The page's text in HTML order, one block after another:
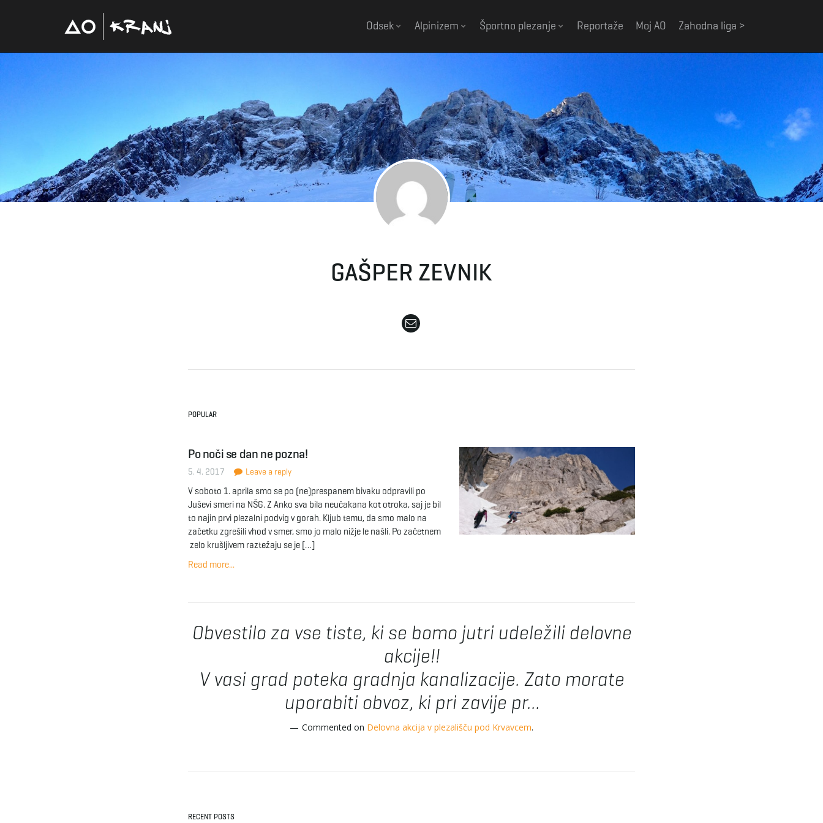
Odsek Alpinizem Športno plezanje Reportaže Moj AO Zahodna liga >
GAŠPER ZEVNIK
POPULAR
Po noči se dan ne pozna!
5. 4. 2017 Leave a reply
V soboto 1. aprila smo se po (ne)prespanem bivaku odpravili po
Juševi smeri na NŠG. Z Anko sva bila neučakana kot otroka, saj je bil
to najin prvi plezalni podvig v gorah. Kljub temu, da smo malo na
začetku zgrešili vhod v smer, smo jo malo nižje le našli. Po začetnem
zelo krušljivem raztežaju se je […]
Read more...
Obvestilo za vse tiste, ki se bomo jutri udeležili delovne
akcije!!
V vasi grad poteka gradnja kanalizacije. Zato morate
uporabiti obvoz, ki pri zavije pr...
Commented on Delovna akcija v plezališču pod Krvavcem.
RECENT POSTS